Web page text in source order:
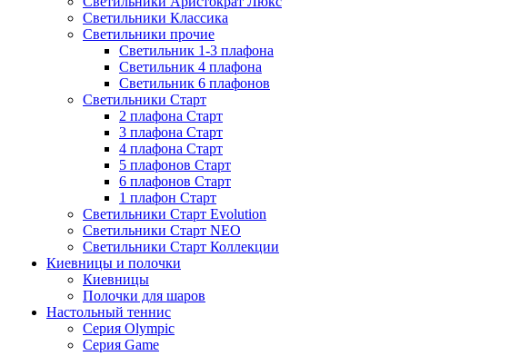
Светильники Классика
Светильники прочие
Светильник 1-3 плафона
Светильник 4 плафона
Светильник 6 плафонов
Светильники Старт
2 плафона Старт
3 плафона Старт
4 плафона Старт
5 плафонов Старт
6 плафонов Старт
1 плафон Старт
Светильники Старт Evolution
Светильники Старт NEO
Светильники Старт Коллекции
Киевницы и полочки
Киевницы
Полочки для шаров
Настольный теннис
Серия Olympic
Серия Game